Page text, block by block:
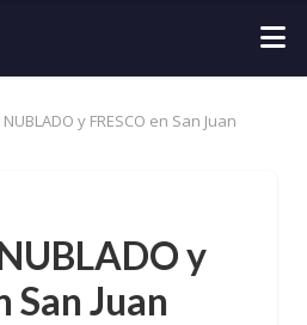
y FRESCO en San Juan
y
San Juan